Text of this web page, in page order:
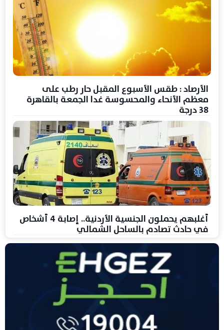
الأرصاد : طقس الأسبوع المقبل حار رطب على
معظم الأنحاء والمحسوسة غدا الجمعة بالقاهرة
38 درجة
أغلبهم يحملون الجنسية الأردنية.. إصابة 4 أشخاص
في حادث تصادم بالساحل الشمالي